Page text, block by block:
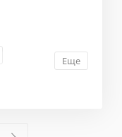
Еще